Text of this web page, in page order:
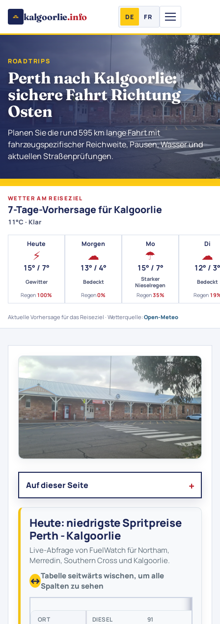
kalgoorlie.info DE FR
ROADTRIPS
Perth nach Kalgoorlie:
sichere Fahrt Richtung
Osten
Planen Sie die rund 595 km lange Fahrt mit
fahrzeugspezifischer Reichweite, Pausen, Wasser und
aktuellen Straßenprüfungen.
WETTER AM REISEZIEL
7-Tage-Vorhersage für Kalgoorlie
11°C · Klar
Heute
⚡
15° / 7°
Gewitter
Regen 100%
Morgen
☁
13° / 4°
Bedeckt
Regen0%
Mo
☂
15° / 7°
Starker
Nieselregen
Regen35%
Di
☁
12° / 3°
Bedeckt
Regen
Aktuelle Vorhersage für das Reiseziel · Wetterquelle:Open-Meteo
Auf dieser Seite
Heute: niedrigste Spritpreise
Perth - Kalgoorlie
Live-Abfrage von FuelWatch für Northam,
Merredin, Southern Cross und Kalgoorlie.
Tabelle seitwärts wischen, um alle
Spalten zu sehen
ORT DIESEL 91